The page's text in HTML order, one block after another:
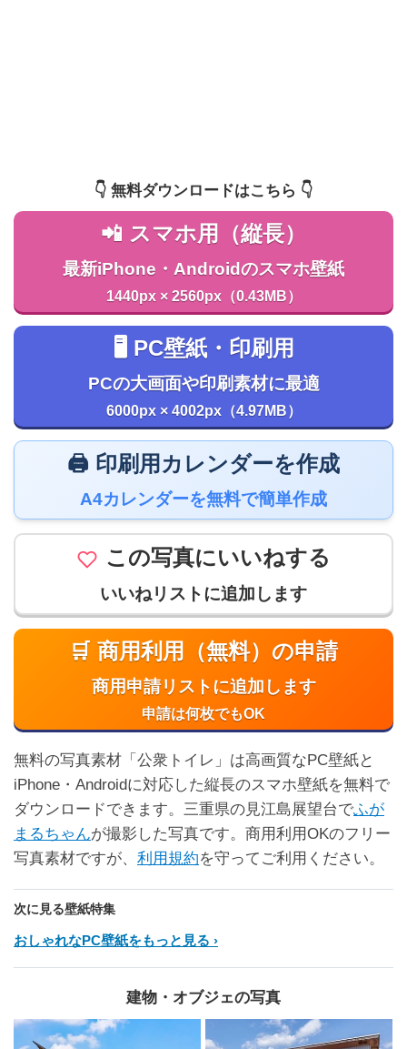
👇️ 無料ダウンロードはこちら 👇️
📲 スマホ用（縦長）
最新iPhone・Androidのスマホ壁紙
1440px × 2560px（0.43MB）
🖥️ PC壁紙・印刷用
PCの大画面や印刷素材に最適
6000px × 4002px（4.97MB）
🖨️ 印刷用カレンダーを作成
A4カレンダーを無料で簡単作成
この写真にいいねする
いいねリストに追加します
🛒 商用利用（無料）の申請
商用申請リストに追加します
申請は何枚でもOK
無料の写真素材「公衆トイレ」は高画質なPC壁紙と
iPhone・Androidに対応した縦長のスマホ壁紙を無料で
ダウンロードできます。三重県の見江島展望台でふが
まるちゃんが撮影した写真です。商用利用OKのフリー
写真素材ですが、 利用規約を守ってご利用ください。
次に見る壁紙特集
おしゃれなPC壁紙をもっと見る
建物・オブジェの写真